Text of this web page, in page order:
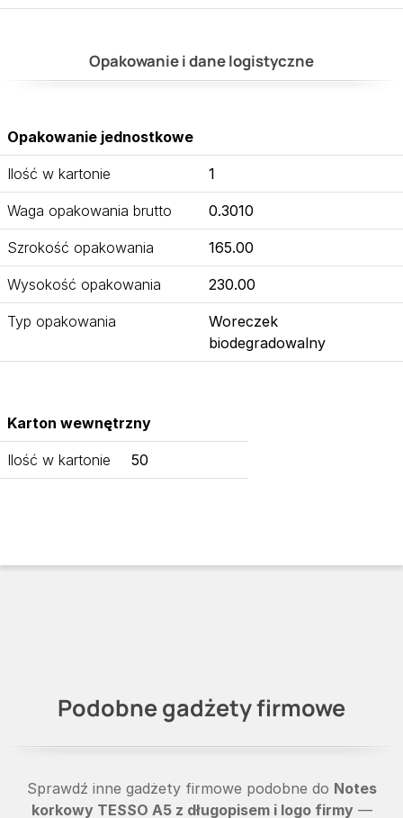
Opakowanie i dane logistyczne
Opakowanie jednostkowe
Ilość w kartonie 1
Waga opakowania brutto 0.3010
Szrokość opakowania 165.00
Wysokość opakowania 230.00
Typ opakowania
Woreczek
biodegradowalny
Karton wewnętrzny
Ilość w kartonie 50
Podobne gadżety firmowe
Sprawdź inne gadżety firmowe podobne do Notes
korkowy TESSO A5 z długopisem i logo firmy—